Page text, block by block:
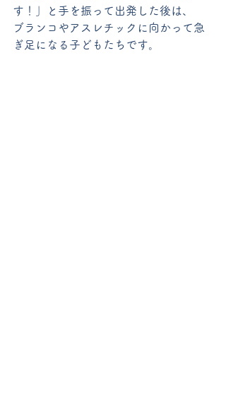
す！」と手を振って出発した後は、
ブランコやアスレチックに向かって急
ぎ足になる子どもたちです。